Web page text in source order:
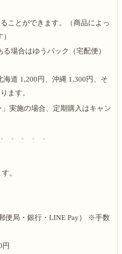
ことができます。（商品によっ
場合はゆうパック（宅配便）
道 1,200円、沖縄 1,300円、そ
ます。
実施の場合、定期購入はキャン
＊ ＊ ＊ ＊
。
便局・銀行・LINE Pay） ※手数
円